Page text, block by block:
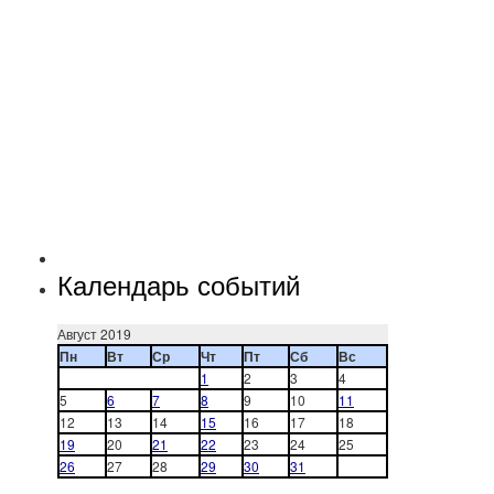
Календарь событий
Август 2019
Пн Вт Ср Чт Пт Сб Вс
1 2 3
4
5
6 7 8 9 10
11
12
13 14 15 16 17
18
19
20 21 22 23 24
25
26
27 28 29 30 31